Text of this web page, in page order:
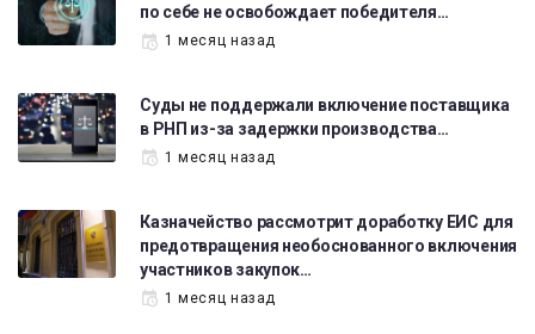
по себе не освобождает победителя…
1 месяц назад
Суды не поддержали включение поставщика
в РНП из-за задержки производства…
1 месяц назад
Казначейство рассмотрит доработку ЕИС для
предотвращения необоснованного включения
участников закупок…
1 месяц назад